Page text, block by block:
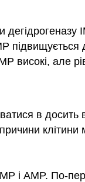
високі, але
в
і AMP. По-